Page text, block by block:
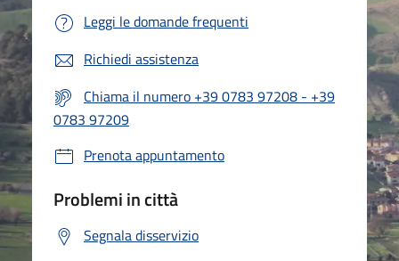
Leggi le domande frequenti
Richiedi assistenza
Chiama il numero +39 0783 97208 - +39
0783 97209
Prenota appuntamento
Problemi in città
Segnala disservizio